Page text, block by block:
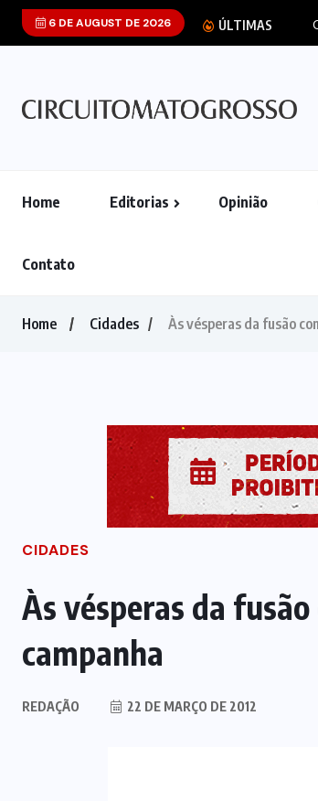
6 DE AUGUST DE 2026 ÚLTIMAS
Home Editorias Opinião
Contato
Home Cidades Às vésperas da fusão
CIDADES
Às vésperas da
campanha
REDAÇÃO 22 DE MARÇO DE 2012